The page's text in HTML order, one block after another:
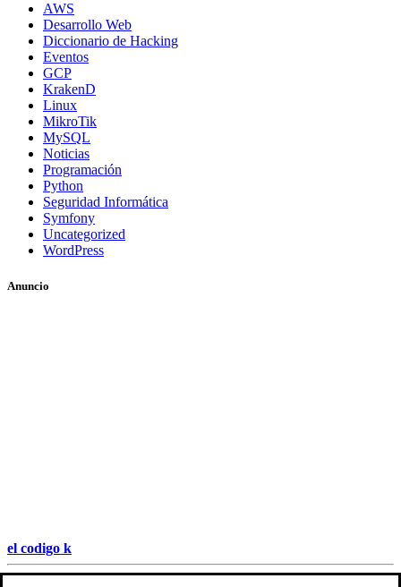
AWS
Desarrollo Web
Diccionario de Hacking
Eventos
GCP
KrakenD
Linux
MikroTik
MySQL
Noticias
Programación
Python
Seguridad Informática
Symfony
Uncategorized
WordPress
Anuncio
el codigo k
Hestia | Desarrollado porThemeIsle